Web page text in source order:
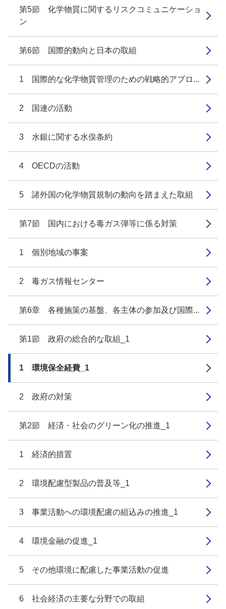
第5節 化学物質に関するリスクコミュニケーショ
ン
第6節 国際的動向と日本の取組
1 国際的な化学物質管理のための戦略的アプロ...
2 国連の活動
3 水銀に関する水俣条約
4 OECDの活動
5 諸外国の化学物質規制の動向を踏まえた取組
第7節 国内における毒ガス弾等に係る対策
1 個別地域の事案
2 毒ガス情報センター
第6章 各種施策の基盤、各主体の参加及び国際...
第1節 政府の総合的な取組_1
1 環境保全経費_1
2 政府の対策
第2節 経済・社会のグリーン化の推進_1
1 経済的措置
2 環境配慮型製品の普及等_1
3 事業活動への環境配慮の組込みの推進_1
4 環境金融の促進_1
5 その他環境に配慮した事業活動の促進
6 社会経済の主要な分野での取組